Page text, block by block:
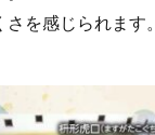
を感じられます。